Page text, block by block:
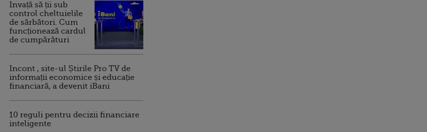
Invață să ții sub
control cheltuielile
de sărbători. Cum
funcționează cardul
de cumpărături
Incont , site-ul Știrile Pro TV de
informații economice și educație
financiară, a devenit iBani
10 reguli pentru decizii financiare
inteligente